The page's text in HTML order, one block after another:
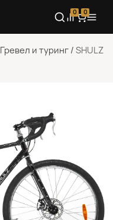
0 0
Гревел и туринг / SHULZ